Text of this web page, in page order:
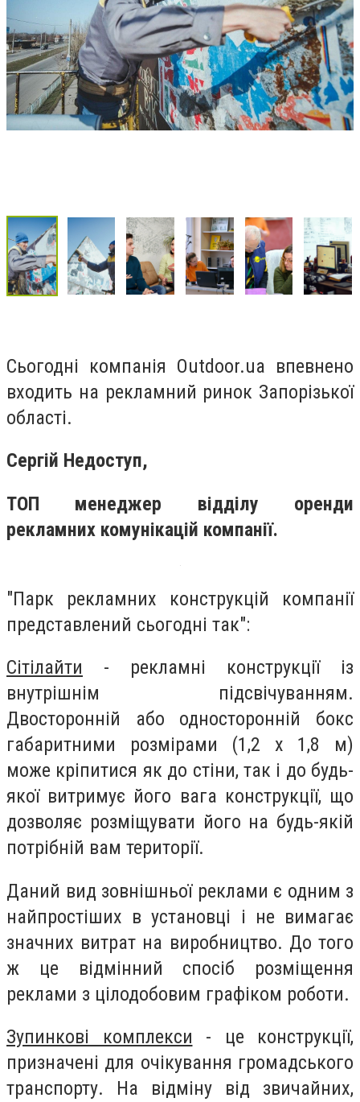
Сьогодні компанія Outdoor.ua впевнено
входить на рекламний ринок Запорізької
області.
Сергій Недоступ,
ТОП менеджер відділу оренди
рекламних комунікацій компанії.
"Парк рекламних конструкцій компанії
представлений сьогодні так":
Сітілайти - рекламні конструкції із
внутрішнім підсвічуванням.
Двосторонній або односторонній бокс
габаритними розмірами (1,2 х 1,8 м)
може кріпитися як до стіни, так і до будь-
якої витримує його вага конструкції, що
дозволяє розміщувати його на будь-якій
потрібній вам території.
Даний вид зовнішньої реклами є одним з
найпростіших в установці і не вимагає
значних витрат на виробництво. До того
ж це відмінний спосіб розміщення
реклами з цілодобовим графіком роботи.
Зупинкові комплекси - це конструкції,
призначені для очікування громадського
транспорту. На відміну від звичайних,